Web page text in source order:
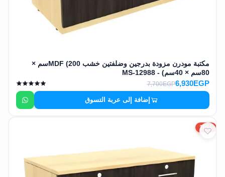
مكتبة مودرن مزودة بدرجين وضلفتين خشب MDF (200سم ×
80سم × 40سم) - MS-12988
6,930EGP
7,700EGP
إضافة إلى عربة التسوق
10%